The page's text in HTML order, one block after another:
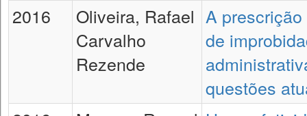
2016
Oliveira, Rafael
Carvalho
Rezende
A
de
questões